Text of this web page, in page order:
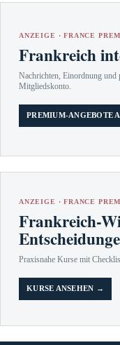
ANZEIGE · FRANCE
Frankreich
Nachrichten, Einordnung und
Mitgliedskonto.
PREMIUM-ANGEBOTE
ANZEIGE · FRANCE
Frankreich-
Praxisnahe Kurse mit
KURSE ANSEHEN →